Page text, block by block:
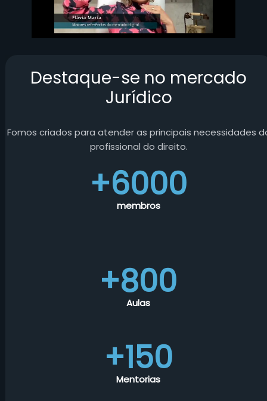
Destaque-se no mercado
Jurídico
Fomos criados para atender as principais necessidades
profissional do direito.
+6000
membros
+800
Aulas
+150
Mentorias